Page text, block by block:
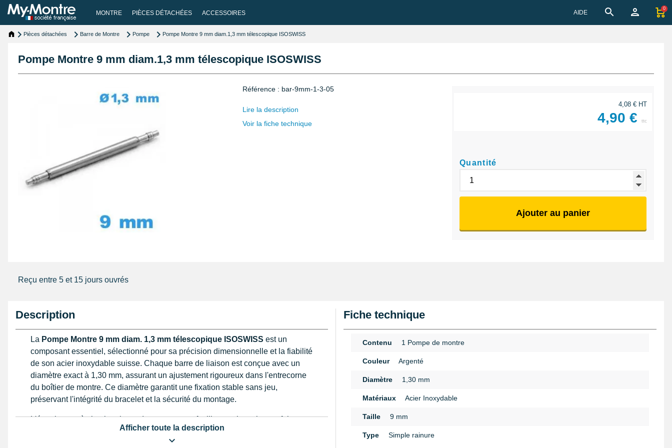
MONTRE PIÈCES DÉTACHÉES ACCESSOIRES AIDE
0
Pièces détachées Barre de Montre Pompe Pompe Montre 9 mm diam.1,3 mm télescopique ISOSWISS
Pompe Montre 9 mm diam.1,3 mm télescopique ISOSWISS
Référence : bar-9mm-1-3-05
Lire la description
Voir la fiche technique
4,08 € HT
4,90 € ttc
Quantité
Ajouter au panier
Reçu entre 5 et 15 jours ouvrés
Description
La Pompe Montre 9 mm diam. 1,3 mm télescopique ISOSWISS est un
composant essentiel, sélectionné pour sa précision dimensionnelle et la fiabilité
de son acier inoxydable suisse. Chaque barre de liaison est conçue avec un
diamètre exact à 1,30 mm, assurant un ajustement rigoureux dans l'entrecorne
du boîtier de montre. Ce diamètre garantit une fixation stable sans jeu,
préservant l'intégrité du bracelet et la sécurité du montage.
L'épaulement à simple rainure de cette pompe facilite une insertion parfaite,
grâce à son contour chanfreiné méticuleusement usiné. Le système
télescopique interne intègre un ressort performant, activant une tension
Afficher toute la description
Fiche technique
Contenu 1 Pompe de montre
Couleur Argenté
Diamètre 1,30 mm
Matériaux Acier Inoxydable
Taille 9 mm
Type Simple rainure